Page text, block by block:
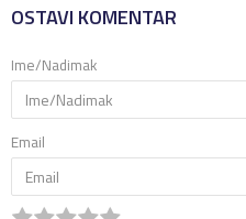
OSTAVI KOMENTAR
Ime/Nadimak
Email